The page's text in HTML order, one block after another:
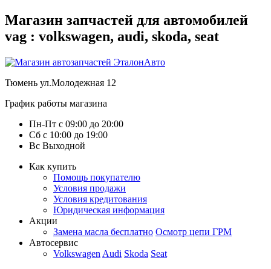
Магазин запчастей для автомобилей
vag : volkswagen, audi, skoda, seat
Тюмень ул.Молодежная 12
График работы магазина
Пн-Пт с 09:00 до 20:00
Сб с 10:00 до 19:00
Вс Выходной
Как купить
Помощь покупателю
Условия продажи
Условия кредитования
Юридическая информация
Акции
Замена масла бесплатно Осмотр цепи ГРМ
Автосервис
Volkswagen Audi Skoda Seat